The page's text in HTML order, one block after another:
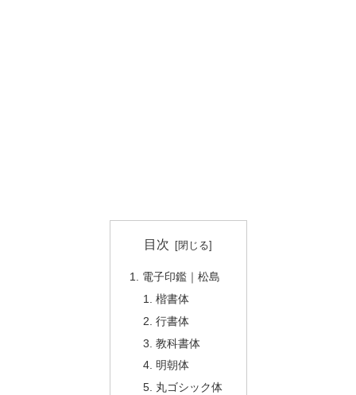
目次
電子印鑑｜松島
楷書体
行書体
教科書体
明朝体
丸ゴシック体